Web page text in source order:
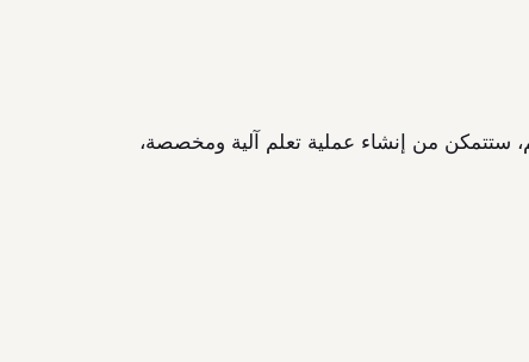
ستتمكن من إنشاء عملية تعلم آلية ومخصصة،